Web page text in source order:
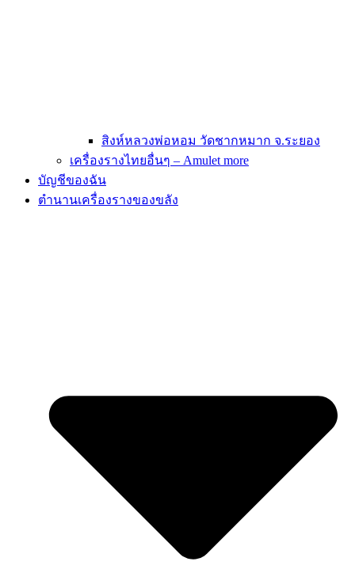
สิงห์หลวงพ่อหอม วัดชากหมาก จ.ระยอง
เครื่องรางไทยอื่นๆ – Amulet more
บัญชีของฉัน
ตำนานเครื่องรางของขลัง